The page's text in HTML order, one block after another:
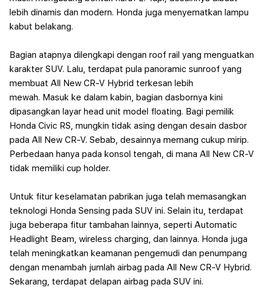
lebih dinamis dan modern. Honda juga menyematkan lampu
kabut belakang.
Bagian atapnya dilengkapi dengan roof rail yang menguatkan
karakter SUV. Lalu, terdapat pula panoramic sunroof yang
membuat All New CR-V Hybrid terkesan lebih
mewah. Masuk ke dalam kabin, bagian dasbornya kini
dipasangkan layar head unit model floating. Bagi pemilik
Honda Civic RS, mungkin tidak asing dengan desain dasbor
pada All New CR-V. Sebab, desainnya memang cukup mirip.
Perbedaan hanya pada konsol tengah, di mana All New CR-V
tidak memiliki cup holder.
Untuk fitur keselamatan pabrikan juga telah memasangkan
teknologi Honda Sensing pada SUV ini. Selain itu, terdapat
juga beberapa fitur tambahan lainnya, seperti Automatic
Headlight Beam, wireless charging, dan lainnya. Honda juga
telah meningkatkan keamanan pengemudi dan penumpang
dengan menambah jumlah airbag pada All New CR-V Hybrid.
Sekarang, terdapat delapan airbag pada SUV ini.